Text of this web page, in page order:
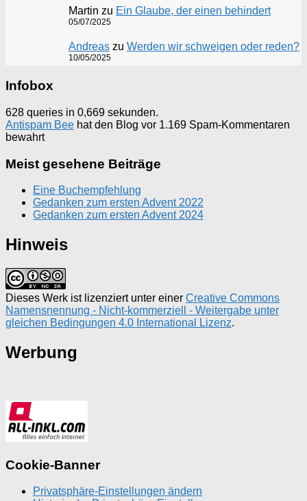
Martin zu Ein Glaube, der einen behindert
05/07/2025
Andreas zu Werden wir schweigen oder reden?
10/05/2025
Infobox
628 queries in 0,669 sekunden.
Antispam Bee hat den Blog vor 1.169 Spam-Kommentaren
bewahrt
Meist gesehene Beiträge
Eine Buchempfehlung
Gedanken zum ersten Advent 2022
Gedanken zum ersten Advent 2024
Hinweis
Dieses Werk ist lizenziert unter einer Creative Commons
Namensnennung - Nicht-kommerziell - Weitergabe unter
gleichen Bedingungen 4.0 International Lizenz.
Werbung
Cookie-Banner
Privatsphäre-Einstellungen ändern